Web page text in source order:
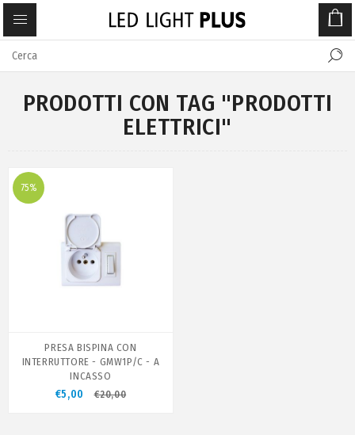
PRODOTTI CON TAG "PRODOTTI
ELETTRICI"
75%
PRESA BISPINA CON
INTERRUTTORE - GMW1P/C - A
INCASSO
€5,00 €20,00